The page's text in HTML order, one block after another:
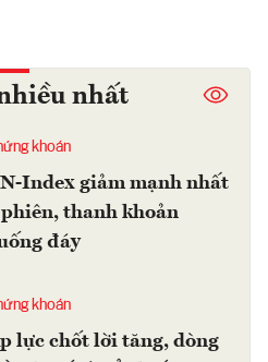
nhất
khoán
Index giảm mạnh nhất
thanh khoản
đáy
khoán
lực chốt lời tăng, dòng